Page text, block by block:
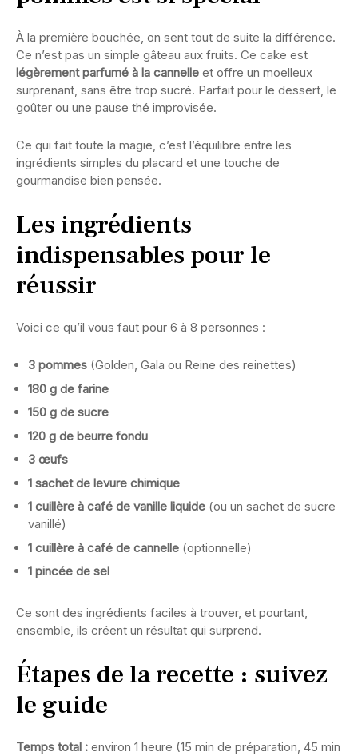
À la première bouchée, on sent tout de suite la différence.
Ce n’est pas un simple gâteau aux fruits. Ce cake est
légèrement parfumé à la cannelle et offre un moelleux
surprenant, sans être trop sucré. Parfait pour le dessert, le
goûter ou une pause thé improvisée.
Ce qui fait toute la magie, c’est l’équilibre entre les
ingrédients simples du placard et une touche de
gourmandise bien pensée.
Les ingrédients
indispensables pour le
réussir
Voici ce qu’il vous faut pour 6 à 8 personnes :
3 pommes (Golden, Gala ou Reine des reinettes)
180 g de farine
150 g de sucre
120 g de beurre fondu
3 œufs
1 sachet de levure chimique
1 cuillère à café de vanille liquide (ou un sachet de sucre
vanillé)
1 cuillère à café de cannelle (optionnelle)
1 pincée de sel
Ce sont des ingrédients faciles à trouver, et pourtant,
ensemble, ils créent un résultat qui surprend.
Étapes de la recette : suivez
le guide
Temps total : environ 1 heure (15 min de préparation, 45 min